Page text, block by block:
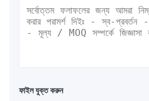
ফাইল যুক্ত করুন